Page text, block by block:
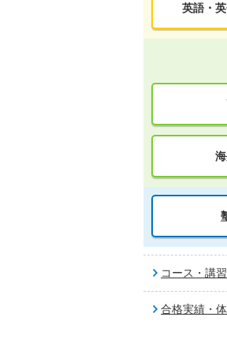
英語・
コース・講習
合格実績・